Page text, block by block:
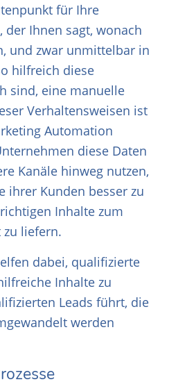
für Ihre
der Ihnen sagt, wonach
und zwar unmittelbar in
hilfreich diese
sind, eine manuelle
Verhaltensweisen ist
Automation
diese Daten
Kanäle hinweg nutzen,
ihrer Kunden besser zu
Inhalte zum
liefern.
dabei, qualifizierte
Inhalte zu
Leads führt, die
werden